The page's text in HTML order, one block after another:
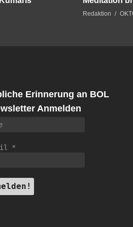
Redaktion
Erinnerung an BOL
Anmelden
*